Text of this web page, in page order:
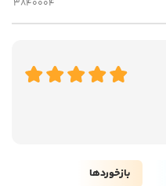
بازخوردها